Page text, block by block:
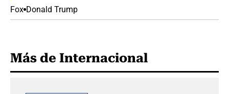
Fox Donald Trump
Más de Internacional